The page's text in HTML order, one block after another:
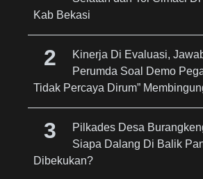
Kab Bekasi
Kinerja Di Evaluasi,
Perumda Soal Demo
Tidak Percaya Dirum”
Pilkades Desa
Siapa Dalang Di Balik
Dibekukan?